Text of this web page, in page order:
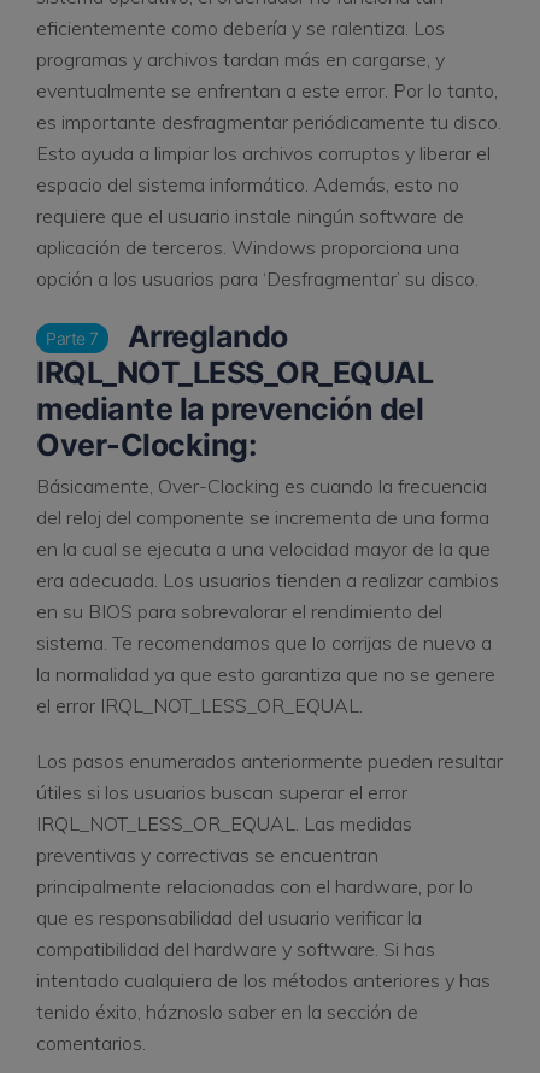
eficientemente como debería y se ralentiza. Los
programas y archivos tardan más en cargarse, y
eventualmente se enfrentan a este error. Por lo tanto,
es importante desfragmentar periódicamente tu disco.
Esto ayuda a limpiar los archivos corruptos y liberar el
espacio del sistema informático. Además, esto no
requiere que el usuario instale ningún software de
aplicación de terceros. Windows proporciona una
opción a los usuarios para ‘Desfragmentar’ su disco.
Parte 7
Arreglando
IRQL_NOT_LESS_OR_EQUAL
mediante la prevención del
Over-Clocking:
Básicamente, Over-Clocking es cuando la frecuencia
del reloj del componente se incrementa de una forma
en la cual se ejecuta a una velocidad mayor de la que
era adecuada. Los usuarios tienden a realizar cambios
en su BIOS para sobrevalorar el rendimiento del
sistema. Te recomendamos que lo corrijas de nuevo a
la normalidad ya que esto garantiza que no se genere
el error IRQL_NOT_LESS_OR_EQUAL.
Los pasos enumerados anteriormente pueden resultar
útiles si los usuarios buscan superar el error
IRQL_NOT_LESS_OR_EQUAL. Las medidas
preventivas y correctivas se encuentran
principalmente relacionadas con el hardware, por lo
que es responsabilidad del usuario verificar la
compatibilidad del hardware y software. Si has
intentado cualquiera de los métodos anteriores y has
tenido éxito, háznoslo saber en la sección de
comentarios.